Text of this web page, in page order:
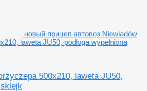
новый прицеп автовоз Niewiadów
laweta JU50, podłoga wypełniona
500x210, laweta JU50,
sklejk